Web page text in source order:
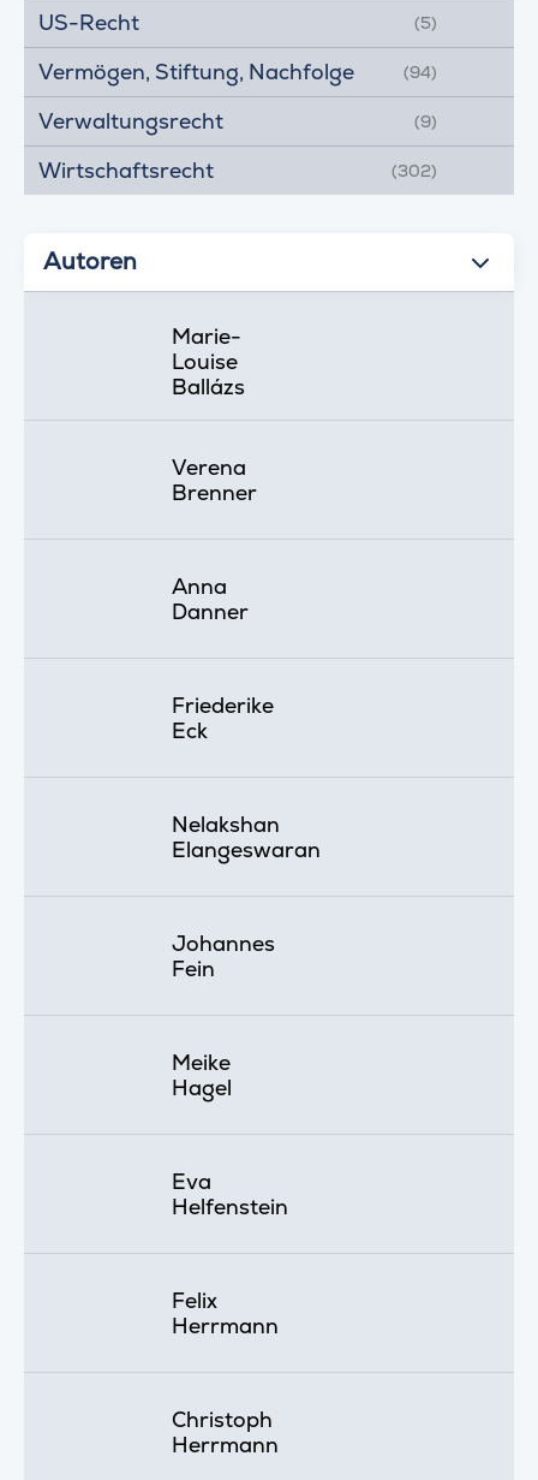
US-Recht (5)
Vermögen, Stiftung, Nachfolge (94)
Verwaltungsrecht (9)
Wirtschaftsrecht (302)
Autoren
Marie-
Louise
Ballázs
Verena
Brenner
Anna
Danner
Friederike
Eck
Nelakshan
Elangeswaran
Johannes
Fein
Meike
Hagel
Eva
Helfenstein
Felix
Herrmann
Christoph
Herrmann